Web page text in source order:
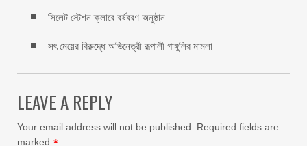
সিলেট স্টেশন ক্লাবে বর্ষবরণ অনুষ্ঠান
সৎ মেয়ের বিরুদ্ধে অভিনেত্রী রূপালী গাঙ্গুলির মামলা
LEAVE A REPLY
Your email address will not be published.
Required fields are
marked